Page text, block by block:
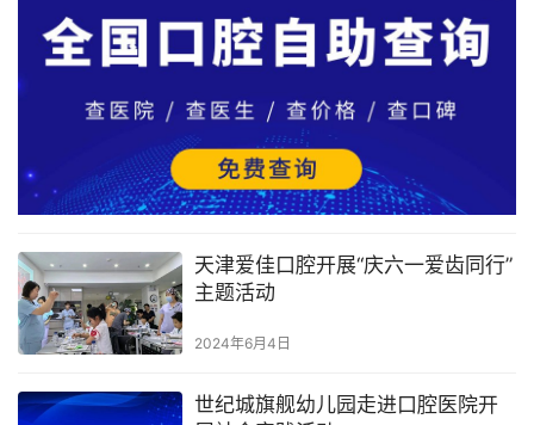
天津爱佳口腔开展“庆六一爱齿同行”
主题活动
2024年6月4日
世纪城旗舰幼儿园走进口腔医院开